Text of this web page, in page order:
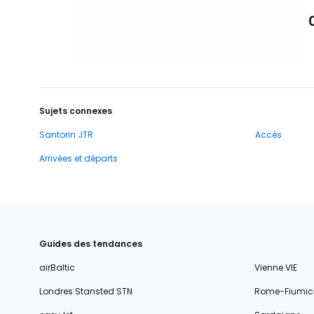
Sujets connexes
Santorin JTR
Accès
Arrivées et départs
Guides des tendances
airBaltic
Vienne VIE
Londres Stansted STN
Rome-